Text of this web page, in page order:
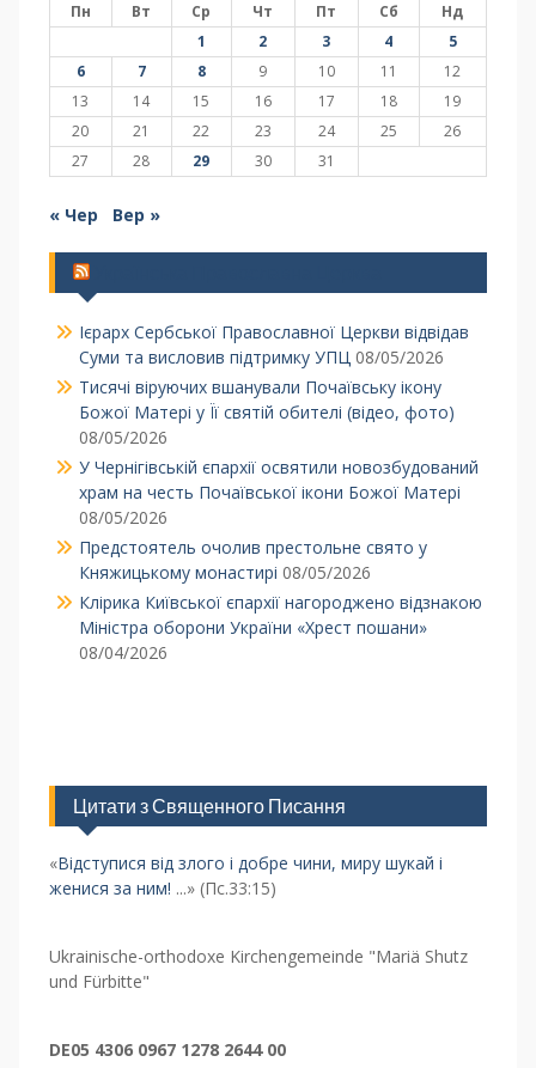
Пн Вт Ср Чт Пт Сб
Нд
1
2 3 4
5
6
7 8 9 10 11
12
13
14 15 16 17 18
19
20
21 22 23 24 25
26
27
28 29 30 31
« Чер Вер »
Ієрарх Сербської Православної Церкви відвідав
Суми та висловив підтримку УПЦ 08/05/2026
Тисячі віруючих вшанували Почаївську ікону
Божої Матері у Її святій обителі (відео, фото)
08/05/2026
У Чернігівській єпархії освятили новозбудований
храм на честь Почаївської ікони Божої Матері
08/05/2026
Предстоятель очолив престольне свято у
Княжицькому монастирі 08/05/2026
Клірика Київської єпархії нагороджено відзнакою
Міністра оборони України «Хрест пошани»
08/04/2026
Цитати з Священного Писання
«Відступися від злого і добре чини, миру шукай і
женися за ним! ...» (Пс.33:15)
Ukrainische-orthodoxe Kirchengemeinde "Mariä Shutz
und Fürbitte"
DE05 4306 0967 1278 2644 00